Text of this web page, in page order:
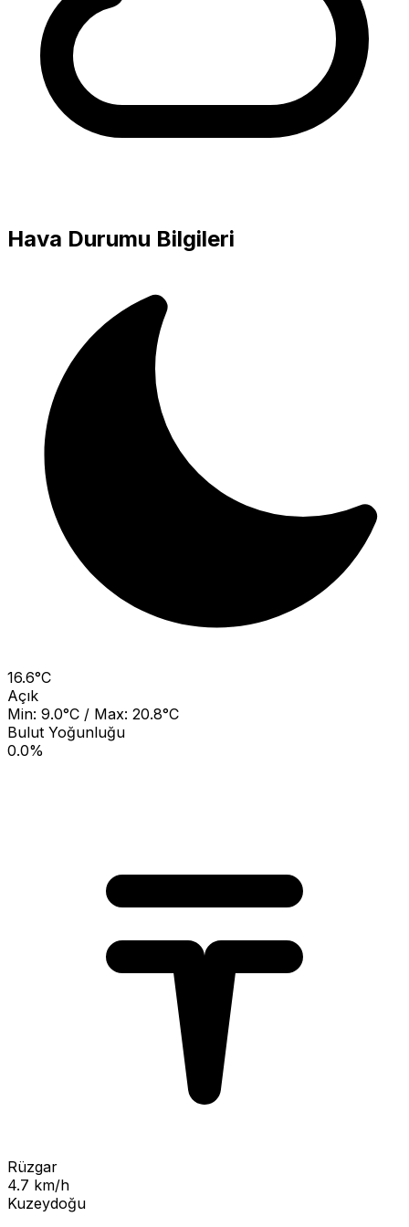
Hava Durumu Bilgileri
16.6°C
Açık
Min: 9.0°C / Max: 20.8°C
Bulut Yoğunluğu
0.0%
Rüzgar
4.7 km/h
Kuzeydoğu